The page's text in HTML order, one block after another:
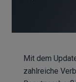
Mit dem
zahlreiche